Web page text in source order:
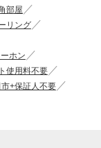
部屋
リング
ホン
使用料不要
+保証人不要